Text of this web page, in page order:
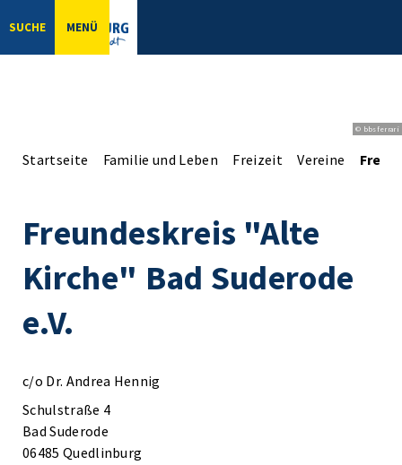
SUCHE MENÜ
© bbsferrari
Startseite Familie und Leben Freizeit Vereine
Freundeskreis "Alte
Kirche" Bad Suderode
e.V.
c/o Dr. Andrea Hennig
Schulstraße 4
Bad Suderode
06485 Quedlinburg